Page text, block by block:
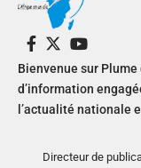
Bienvenue sur
d’information
l’actualité nationale
Directeur de